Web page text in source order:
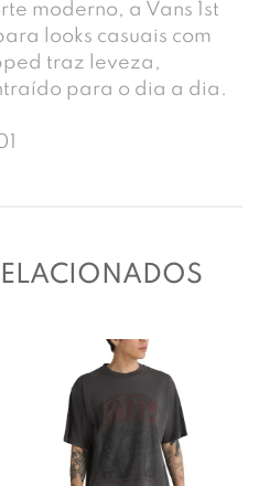
moderno, a Vans 1st
looks casuais com
traz leveza,
para o dia a dia.